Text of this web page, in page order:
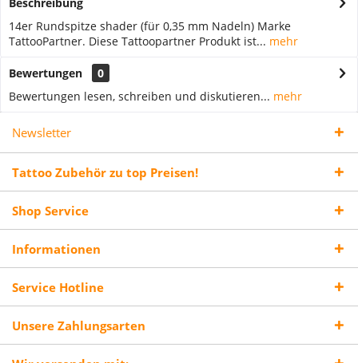
14er Rundspitze shader (für 0,35 mm Nadeln) Marke
TattooPartner. Diese Tattoopartner Produkt ist... mehr
Bewertungen
0
Bewertungen lesen, schreiben und diskutieren... mehr
Newsletter
Tattoo Zubehör zu top Preisen!
Shop Service
Informationen
Service Hotline
Unsere Zahlungsarten